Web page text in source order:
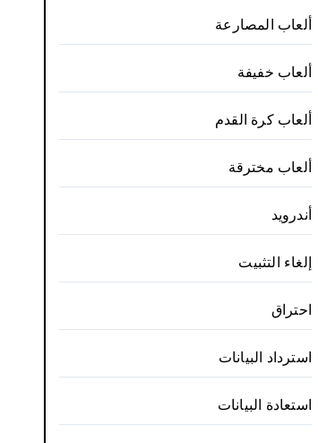
ألعاب المصارعة
ألعاب خفيفة
ألعاب كرة القدم
ألعاب مخترقة
أندرويد
إلغاء التثبيت
احتراق
استرداد البيانات
استعادة البيانات